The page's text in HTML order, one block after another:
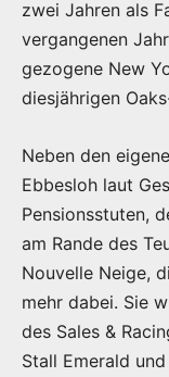
zwei Jahren als
vergangenen
gezogene New
diesjährigen
Neben den
Ebbesloh laut
Pensionsstuten,
am Rande des
Nouvelle Neige,
mehr dabei. Sie
des Sales &
Stall Emerald